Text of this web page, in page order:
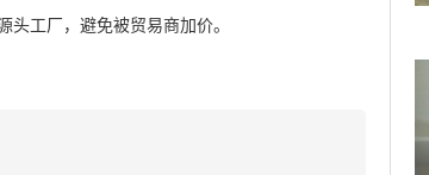
工厂，避免被贸易商加价。